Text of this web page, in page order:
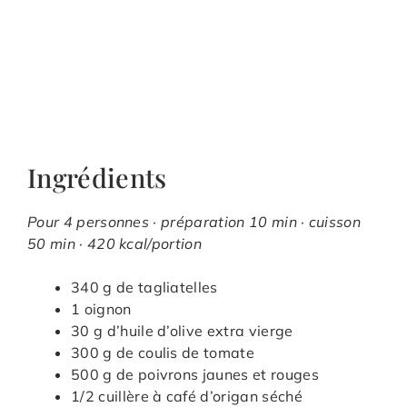
Ingrédients
Pour 4 personnes · préparation 10 min · cuisson
50 min · 420 kcal/portion
340 g de tagliatelles
1 oignon
30 g d’huile d’olive extra vierge
300 g de coulis de tomate
500 g de poivrons jaunes et rouges
1/2 cuillère à café d’origan séché